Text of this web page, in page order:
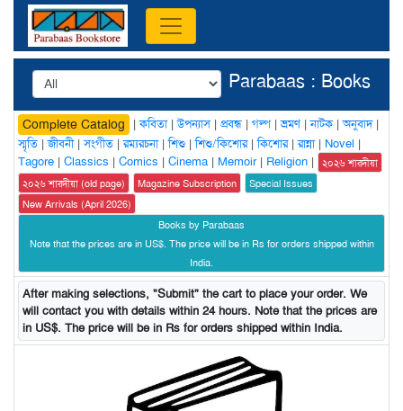
Parabaas : Books
Complete Catalog |কবিতা|উপন্যাস| প্রবন্ধ | গল্প |ভ্রমণ|নাটক |অনুবাদ|
স্মৃতি |জীবনী|সংগীত |রম্যরচনা|শিশু |শিশু/কিশোর|কিশোর|রান্না| Novel |
Tagore | Classics | Comics | Cinema | Memoir| Religion |
২০২৬ শারদীয়া
২০২৬ শারদীয়া (old page)
Magazine Subscription
Special Issues
New Arrivals (April 2026)
Books by Parabaas
Note that the prices are in US$. The price will be in Rs for orders shipped within
India.
After making selections, "Submit" the cart to place your order. We
will contact you with details within 24 hours. Note that the prices are
in US$. The price will be in Rs for orders shipped within India.